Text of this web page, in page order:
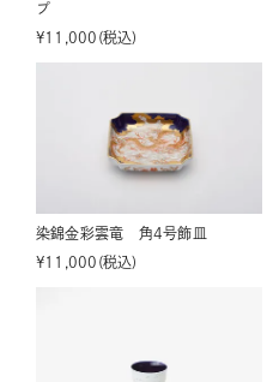
プ
¥11,000 税込
染錦金彩雲竜 角4号飾皿
¥11,000 税込